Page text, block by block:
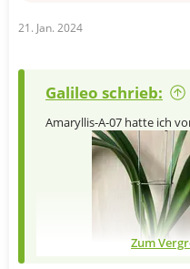
21. Jan. 2024
Galileo schrieb:
Amaryllis-A-07 hatte ich
Zum